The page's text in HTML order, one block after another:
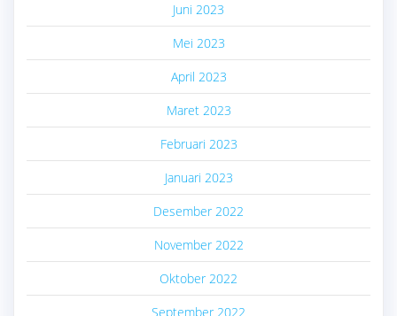
Juni 2023
Mei 2023
April 2023
Maret 2023
Februari 2023
Januari 2023
Desember 2022
November 2022
Oktober 2022
September 2022